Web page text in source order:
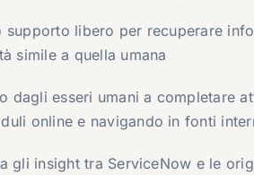
supporto libero per recuperare
simile a quella umana
dagli esseri umani a completare
online e navigando in fonti
gli insight tra ServiceNow e le